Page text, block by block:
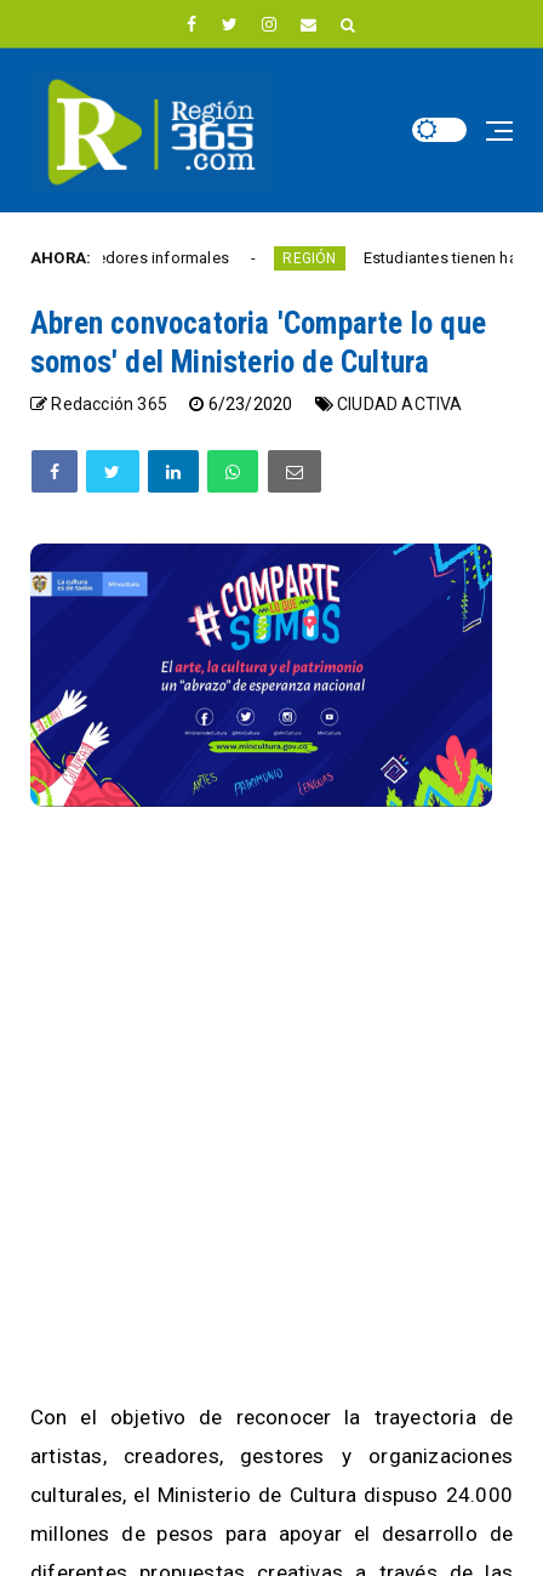
AHORA:informales REGIÓN Estudiantes tienen hasta el 28
Abren convocatoria 'Comparte lo que
somos' del Ministerio de Cultura
Redacción 365 6/23/2020 CIUDAD ACTIVA
Con el objetivo de reconocer la trayectoria de
artistas, creadores, gestores y organizaciones
culturales, el Ministerio de Cultura dispuso 24.000
millones de pesos para apoyar el desarrollo de